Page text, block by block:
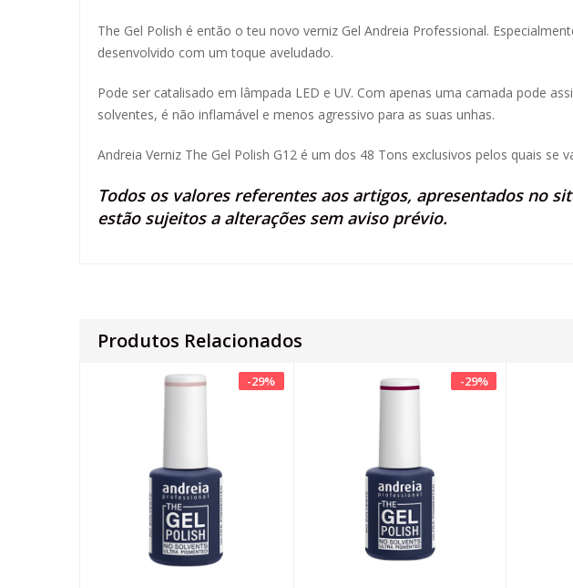
The Gel Polish é então o teu novo verniz Gel Andreia Professional.
desenvolvido com um toque aveludado.
Pode ser catalisado em lâmpada LED e UV. Com apenas uma camada pode
solventes, é não inflamável e menos agressivo para as suas unhas.
Andreia Verniz The Gel Polish G12 é um dos 48 Tons exclusivos pelos quais se
Todos os valores referentes aos artigos, apresentados no
estão sujeitos a alterações sem aviso prévio.
Produtos Relacionados
-29% -29%